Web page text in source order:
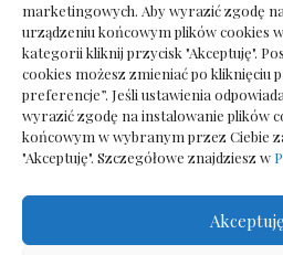
marketingowych. Aby wyrazić zgodę
urządzeniu końcowym plików cookies
kategorii kliknij przycisk "Akceptuję".
cookies możesz zmieniać po kliknięciu
preferencje”. Jeśli ustawienia
wyrazić zgodę na instalowanie plików
końcowym w wybranym przez Ciebie
"Akceptuję". Szczegółowe znajdziesz w
Akceptuję